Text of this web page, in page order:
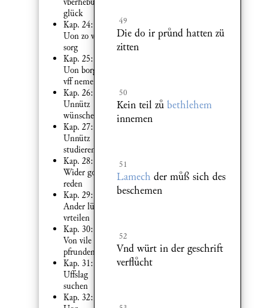
glück
Kap. 24:
Uon zo vil
sorg
Kap. 25:
Uon borg
vff nemen
Kap. 26:
Unnütz
wünschen
Kap. 27:
Unnütz
studieren
Kap. 28:
Wider got
reden
Kap. 29:
Ander lüt
vrteilen
Kap. 30:
Von vile der
pfrunden
Kap. 31:
Uffslag
suchen
Kap. 32:
49
Die do ir prnd hatten zü
zitten
50
Kein teil z bethlehem
innemen
51
Lamechder mß sich des
beschemen
52
Vnd würt in der geschrift
verflcht